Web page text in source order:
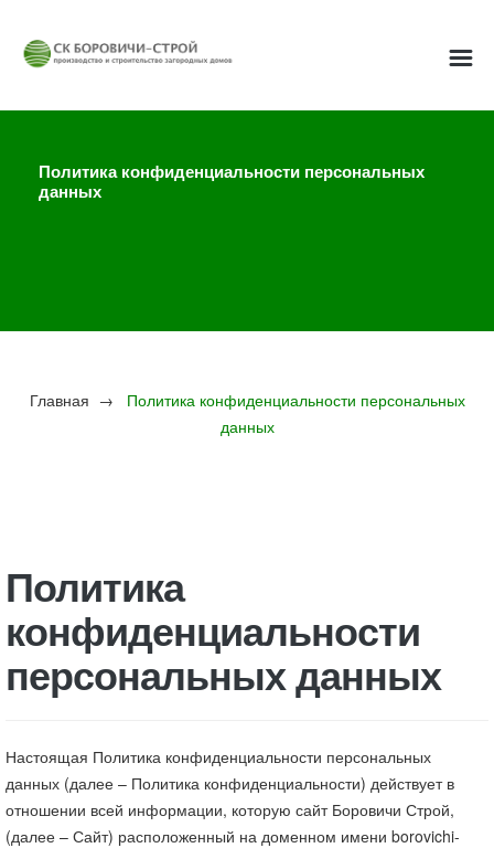
Политика конфиденциальности персональных
данных
Главная →
Политика конфиденциальности персональных
данных
Политика
конфиденциальности
персональных данных
Настоящая Политика конфиденциальности персональных
данных (далее – Политика конфиденциальности) действует в
отношении всей информации, которую сайт Боровичи Строй,
(далее – Сайт) расположенный на доменном имени borovichi-